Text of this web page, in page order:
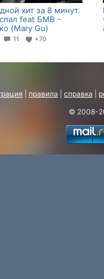
хит за 8 минут.
feat БМВ -
(Mary Gu)
11 +70
правила справка
© 2008-